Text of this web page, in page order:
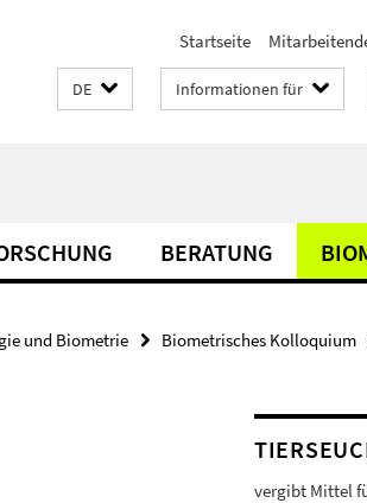
Startseite
DE Informationen für
BERATUNG
und Biometrie Biometrisches Kolloquium
vergibt Mittel